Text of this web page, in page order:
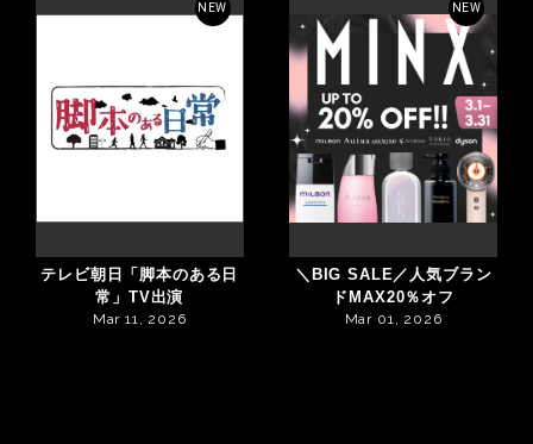
NEW
テレビ朝日「脚本のある日
常」TV出演
Mar 11, 2026
NEW
＼BIG SALE／人気ブラン
ドMAX20％オフ
Mar 01, 2026